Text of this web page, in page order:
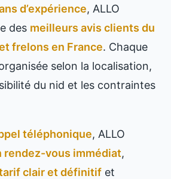
d’expérience, ALLO
des meilleurs avis clients du
frelons en France. Chaque
selon la localisation,
du nid et les contraintes
téléphonique, ALLO
rendez-vous immédiat,
clair et définitif et